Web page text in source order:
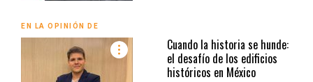
EN LA OPINIÓN DE
Cuando la historia se hunde:
el desafío de los edificios
históricos en México